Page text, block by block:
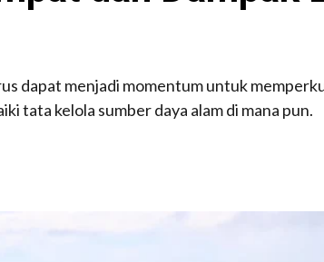
dapat menjadi momentum untuk
tata kelola sumber daya alam di mana pun.